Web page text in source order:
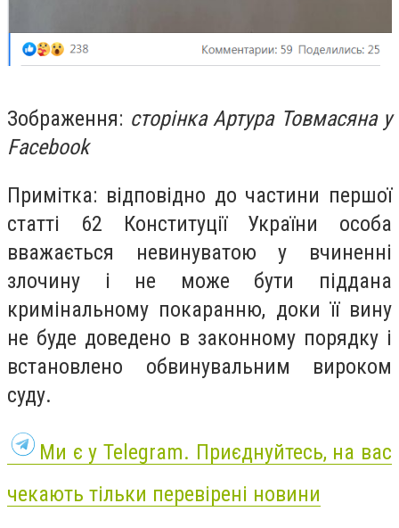
Зображення: сторінка Артура Товмасяна у
Facebook
Примітка: відповідно до частини першої
статті 62 Конституції України особа
вважається невинуватою у вчиненні
злочину і не може бути піддана
кримінальному покаранню, доки її вину
не буде доведено в законному порядку і
встановлено обвинувальним вироком
суду.
Ми є у Telegram. Приєднуйтесь, на вас
чекають тільки перевірені новини